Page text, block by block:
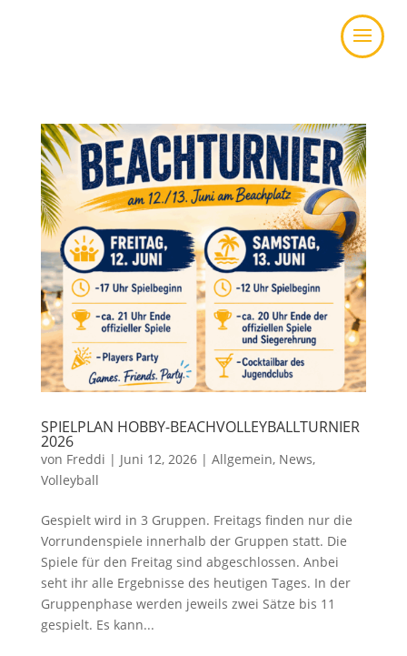
SPIELPLAN HOBBY-BEACHVOLLEYBALLTURNIER
2026
von Freddi | Juni 12, 2026| Allgemein, News,
Volleyball
Gespielt wird in 3 Gruppen. Freitags finden nur die
Vorrundenspiele innerhalb der Gruppen statt. Die
Spiele für den Freitag sind abgeschlossen. Anbei
seht ihr alle Ergebnisse des heutigen Tages. In der
Gruppenphase werden jeweils zwei Sätze bis 11
gespielt. Es kann...